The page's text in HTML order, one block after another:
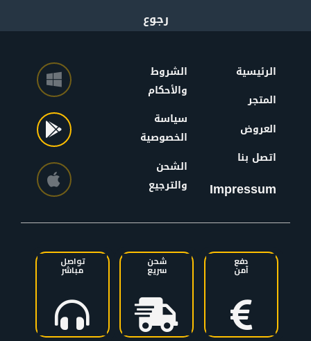
الرئيسية
المتجر
العروض
اتصل بنا
Impressum
الشروط
والأحكام
سياسة
الخصوصية
الشحن
والترجيع
دفع
آمن
شحن
سريع
تواصل
مباشر